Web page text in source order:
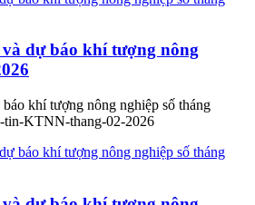
dự báo khí tượng nông
khí tượng nông nghiệp số tháng
tin-KTNN-thang-02-2026